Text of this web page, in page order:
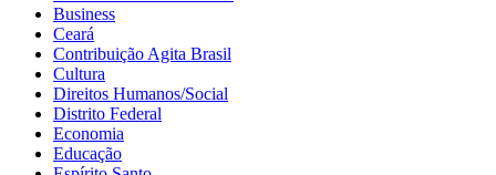
Business
Ceará
Contribuição Agita Brasil
Cultura
Direitos Humanos/Social
Distrito Federal
Economia
Educação